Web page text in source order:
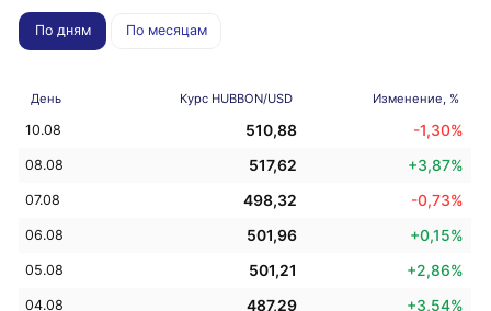
По дням По месяцам
День Курс HUBBON/USD Изменение, %
10.08 510,88 -1,30%
08.08 517,62 +3,87%
07.08 498,32 -0,73%
06.08 501,96 +0,15%
05.08 501,21 +2,86%
04.08 487,29 +3,54%